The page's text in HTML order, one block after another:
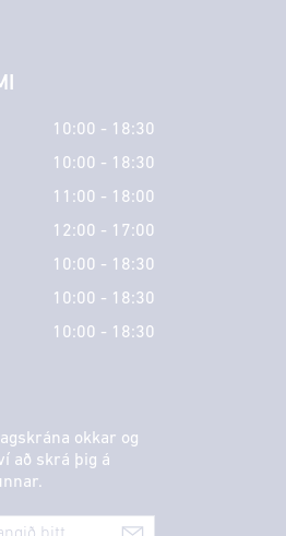
10:00 - 18:30
10:00 - 18:30
11:00 - 18:00
12:00 - 17:00
10:00 - 18:30
10:00 - 18:30
10:00 - 18:30
okkar og
að skrá þig á